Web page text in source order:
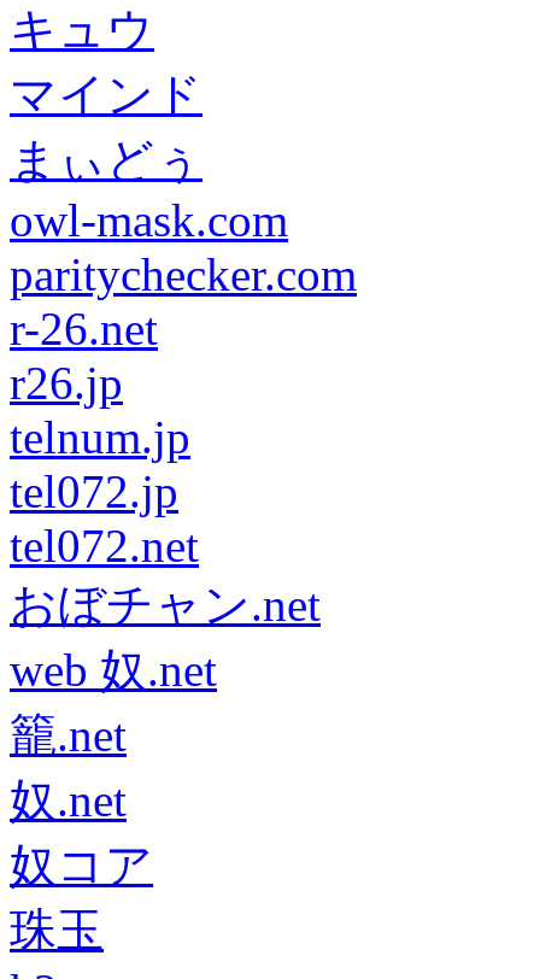
キュウ
マインド
まぃどぅ
owl-mask.com
paritychecker.com
r-26.net
r26.jp
telnum.jp
tel072.jp
tel072.net
おぼチャン.net
web 奴.net
籠.net
奴.net
奴コア
珠玉